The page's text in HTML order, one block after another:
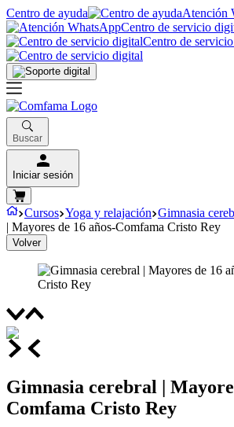
Centro de ayuda
Atención
Centro de servicio
Centro de
Buscar
Iniciar sesión
Cursos Yoga y relajación Gimnasia
| Mayores de 16 años-Comfama Cristo Rey
Volver
Gimnasia cerebral |
Comfama Cristo Rey